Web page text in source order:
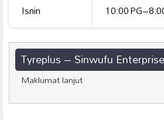
Isnin
10:00
Tyreplus – Sinwufu
Maklumat lanjut